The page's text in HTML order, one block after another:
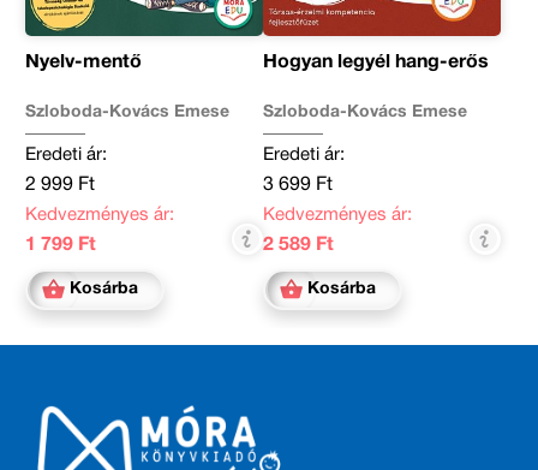
Nyelv-mentő
Szloboda-Kovács Emese
Eredeti ár:
2 999 Ft
Kedvezményes ár:
1 799 Ft
Kosárba
Hogyan legyél hang-erős
Szloboda-Kovács Emese
Eredeti ár:
3 699 Ft
Kedvezményes ár:
2 589 Ft
Kosárba